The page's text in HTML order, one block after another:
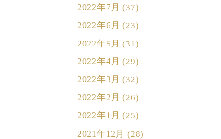
2022年7月 (37)
2022年6月 (23)
2022年5月 (31)
2022年4月 (29)
2022年3月 (32)
2022年2月 (26)
2022年1月 (25)
2021年12月 (28)